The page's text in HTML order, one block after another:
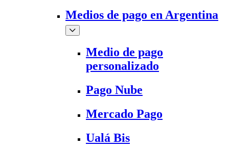
Medios de pago en Argentina
Medio de pago
personalizado
Pago Nube
Mercado Pago
Ualá Bis